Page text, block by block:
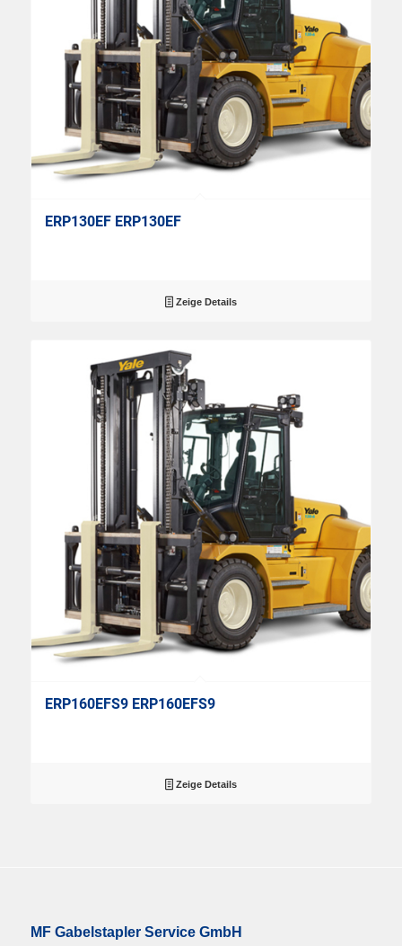
ERP130EF ERP130EF
Zeige Details
ERP160EFS9 ERP160EFS9
Zeige Details
MF Gabelstapler Service GmbH